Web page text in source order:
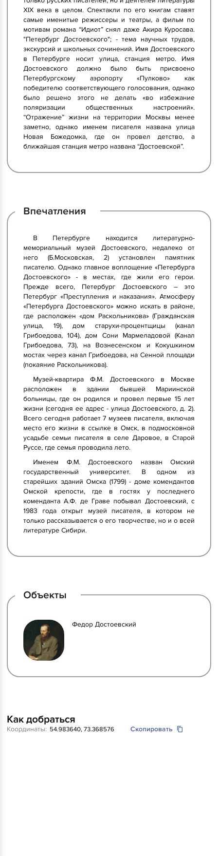
XIX века в целом. Спектакли по его книгам ставят
самые именитые режиссеры и театры, а фильм по
мотивам романа “Идиот” снял даже Акира Куросава.
"Петербург Достоевского"; - тема научных трудов,
экскурсий и школьных сочинений. Имя Достоевского
в Петербурге носит улица, станция метро. Имя
Достоевского должно было быть присвоено
Петербургскому аэропорту «Пулково» как
победителю соответствующего голосования, однако
было решено этого не делать «во избежание
поляризации общественных настроений».
“Отражение” жизни на территории Москвы менее
заметно, однако именем писателя названа улица
Новая Божедомка, где он провел детство, а
ближайшая станция метро названа “Достоевской”.
Впечатления
В Петербурге находится литературно-
мемориальный музей Достоевского, недалеко от
него (Б.Московская, 2) установлен памятник
писателю. Однако главное воплощение «Петербурга
Достоевского» - в местах, где жили его герои.
Прежде всего, Петербург Достоевского – это
Петербург «Преступления и наказания». Атмосферу
«Петербурга Достоевского» можно искать в районе,
где расположен «дом Раскольникова» (Гражданская
улица, 19), дом старухи-процентщицы (канал
Грибоедова, 104), дом Сони Мармеладовой (Канал
Грибоедова, 73), на Вознесенском и Кокушкином
мостах через канал Грибоедова, на Сенной площади
(покаяние Раскольникова).
Музей-квартира Ф.М. Достоевского в Москве
расположен в здании бывшей Мариинской
больницы, где он родился и провел первые 15 лет
жизни (сегодня ее адрес - улица Достоевского, д. 2).
Всего сегодня работает 7 музеев писателя, включая
место его жизни в ссылке в Омск, в подмосковной
усадьбе семьи писателя в селе Даровое, в Старой
Руссе, где семья проводила лето.
Именем Ф.М. Достоевского назван Омский
государственный университет. В одном из
старейших зданий Омска (1799) - доме комендантов
Омской крепости, где в гостях у последнего
коменданта А.Ф. де Граве побывал Достоевский, с
1983 года открыт музей писателя, в котором не
только рассказывается о его творчестве, но и о всей
литературе Сибири.
Объекты
Федор Достоевский
Координаты: Скопировать
Как добраться